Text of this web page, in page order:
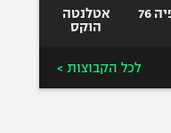
76
אטלנטה
הוקס
לכל הקבוצות >